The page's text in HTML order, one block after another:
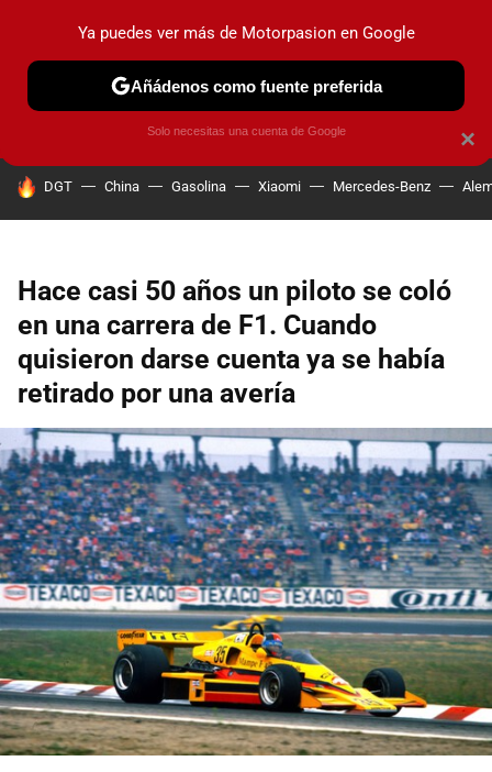
PRUEBAS COCHES ELÉCTRICOS OBSERVATORIO
HOY SE HABLA DE
DGT China Gasolina Xiaomi Mercedes-Benz
Hace casi 50 años un piloto se coló
en una carrera de F1. Cuando
quisieron darse cuenta ya se había
retirado por una avería
×
Ya puedes ver más de Motorpasion en Google
Añádenos como fuente preferida
Solo necesitas una cuenta de Google